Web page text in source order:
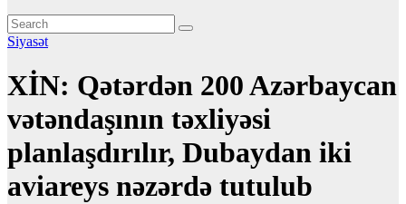
Siyasət
XİN: Qətərdən 200 Azərbaycan
vətəndaşının təxliyəsi
planlaşdırılır, Dubaydan iki
aviareys nəzərdə tutulub